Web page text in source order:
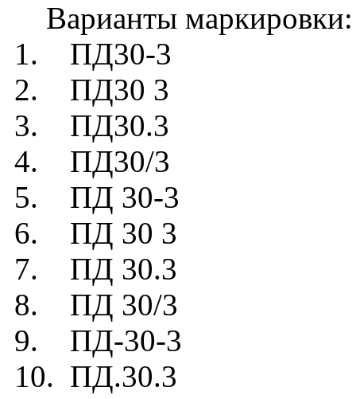
Варианты маркировки:
1. ПД30-3
2. ПД30 3
3. ПД30.3
4. ПД30/3
5. ПД 30-3
6. ПД 30 3
7. ПД 30.3
8. ПД 30/3
9. ПД-30-3
10. ПД.30.3